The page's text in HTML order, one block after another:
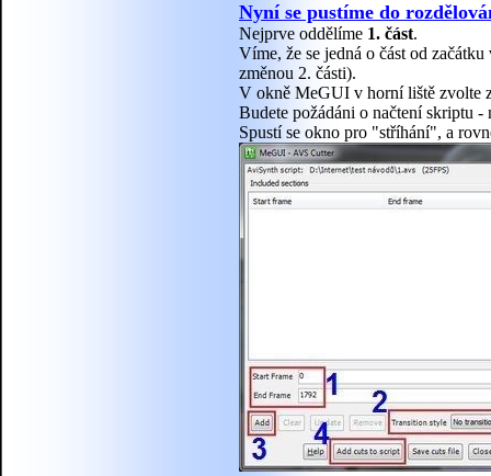
Nyní se pustíme do
Nejprve oddělíme 1. část.
Víme, že se jedná o část od
změnou 2. části).
V okně MeGUI v horní liště zvolte
Budete požádáni o načtení skriptu
Spustí se okno pro "stříhání", a